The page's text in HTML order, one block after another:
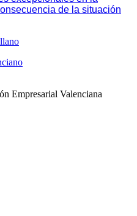
de la situación
Empresarial Valenciana